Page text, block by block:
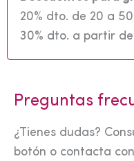
20% dto. de 20 a
30% dto. a partir de
Preguntas
¿Tienes dudas?
botón o contacta